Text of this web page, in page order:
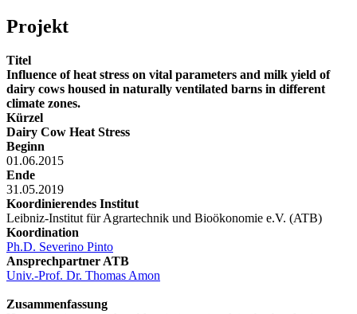
Projekt
Titel
Influence of heat stress on vital parameters and milk yield of
dairy cows housed in naturally ventilated barns in different
climate zones.
Kürzel
Dairy Cow Heat Stress
Beginn
01.06.2015
Ende
31.05.2019
Koordinierendes Institut
Leibniz-Institut für Agrartechnik und Bioökonomie e.V. (ATB)
Koordination
Ph.D. Severino Pinto
Ansprechpartner ATB
Univ.-Prof. Dr. Thomas Amon
Zusammenfassung